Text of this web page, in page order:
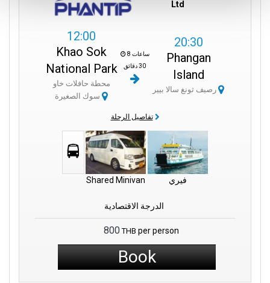
Ltd
12:00
Khao Sok
National Park
محطة حافلات خاو
سوك الصغيرة
8 ساعات
30 دقائق
20:30
Phangan
Island
رصيف ثونغ سالا بيير
تفاصيل الرحلة
Shared Minivan فيري
الدرجة الاقتصادية
800 THB per person
Book